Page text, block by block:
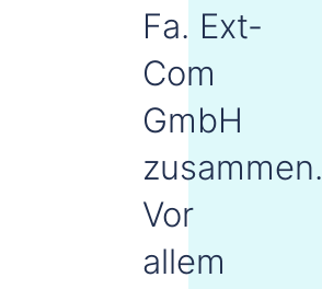
Fa. Ext-
Com
GmbH
zusammen.
Vor
allem